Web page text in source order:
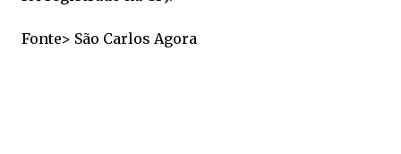
Fonte> São Carlos Agora